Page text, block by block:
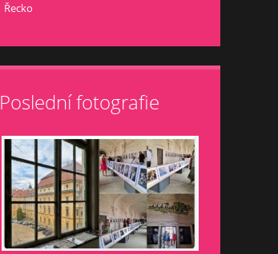
Řecko
Poslední fotografie